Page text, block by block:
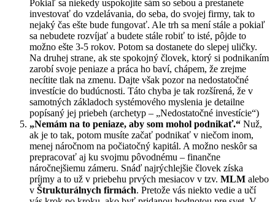
Pokiaľ sa niekedy uspokojíte sám so sebou a prestanete
investovať do vzdelávania, do seba, do svojej firmy, tak to
nejaký čas ešte bude fungovať. Ale trh sa mení stále a pokiaľ
sa nebudete rozvíjať a budete stále robiť to isté, pôjde to
možno ešte 3-5 rokov. Potom sa dostanete do slepej uličky.
Na druhej strane, ak ste spokojný človek, ktorý si podnikaním
zarobí svoje peniaze a práca ho baví, chápem, že zrejme
necítite tlak na zmenu. Dajte však pozor na nedostatočné
investície do budúcnosti. Táto chyba je tak rozšírená, že v
samotných základoch systémového myslenia je detailne
popísaný jej priebeh (archetyp – „Nedostatočné investície“)
„Nemám na to peniaze, aby som mohol podnikať.“ Nuž,
ak je to tak, potom musíte začať podnikať v niečom inom,
menej náročnom na počiatočný kapitál. A možno neskôr sa
prepracovať aj ku svojmu pôvodnému – finančne
náročnejšiemu zámeru. Snáď najrýchlejšie človek získa
príjmy a to už v priebehu prvých mesiacov v tzv. MLM alebo
v Štrukturálnych firmách. Pretože vás niekto vedie a učí